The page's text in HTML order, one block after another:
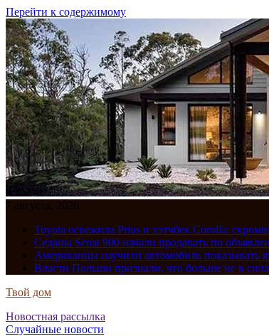
Перейти к содержимому
7 августа, 2026
Toyota освежила Prius и хэтчбек Corolla:
Седаны Senat 900 начали продавать по
Американцы научили автомобиль показывать
Власти Польши признали, что больше не в
Твой дом
Новостная рассылка
Случайные новости